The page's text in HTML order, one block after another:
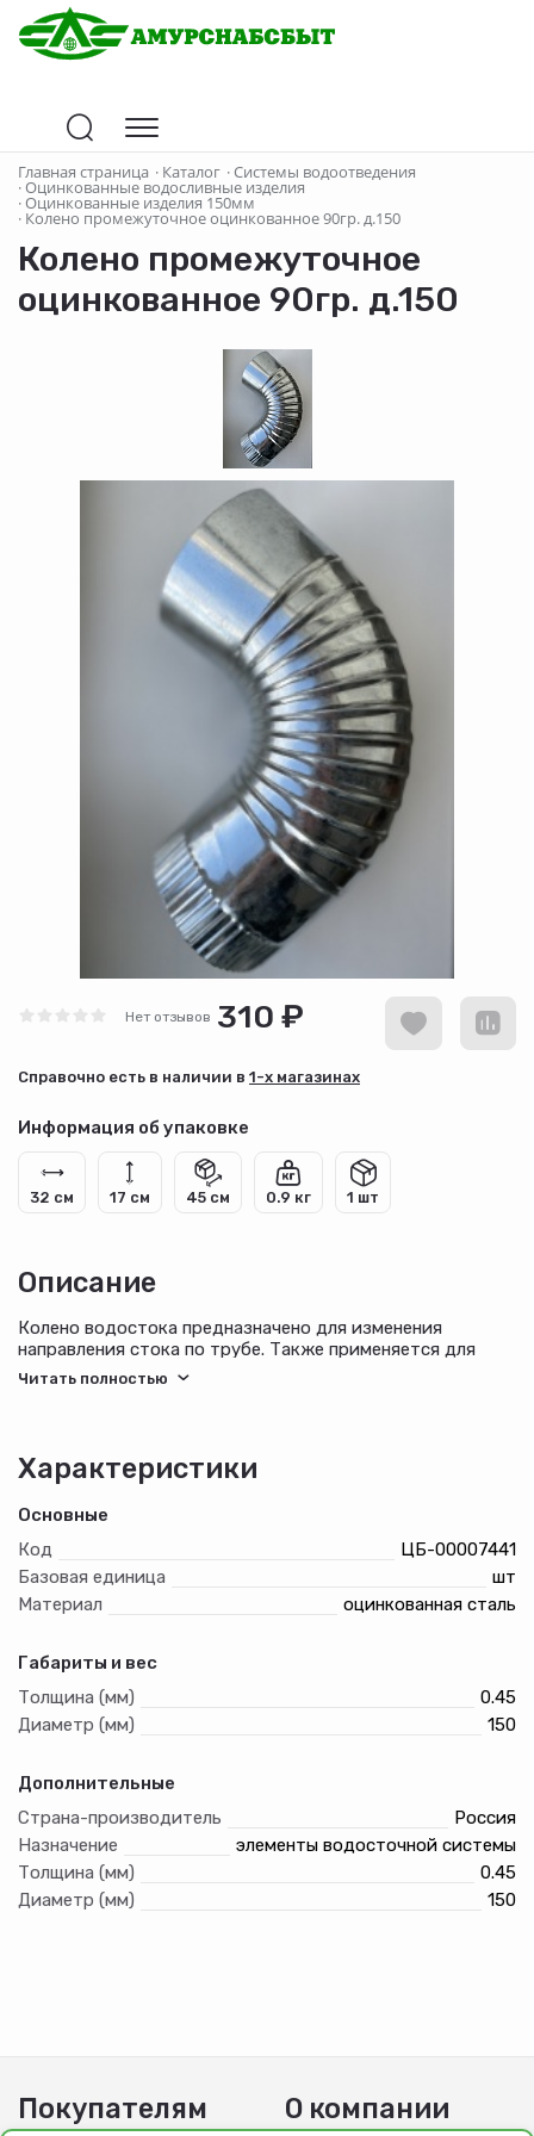
Главная страница · Каталог ·Системы водоотведения
·Оцинкованные водосливные изделия
·Оцинкованные изделия 150мм
· Колено промежуточное оцинкованное 90гр. д.150
Колено промежуточное
оцинкованное 90гр. д.150
Нет отзывов 310 ₽
Cправочно есть в наличии в 1-х магазинах
Информация об упаковке
32 см 17 см 45 см 0.9 кг 1 шт
Описание
Колено водостока предназначено для изменения
направления стока по трубе. Также применяется для
обхода архитектурных элементов фасада. Для сбора и
Характеристики
Основные
Код
ЦБ-00007441
Базовая единица
шт
Материал
оцинкованная сталь
Габариты и вес
Толщина (мм)
0.45
Диаметр (мм)
150
Дополнительные
Страна-производитель
Россия
Назначение
элементы водосточной системы
Толщина (мм)
0.45
Диаметр (мм)
150
Покупателям О компании